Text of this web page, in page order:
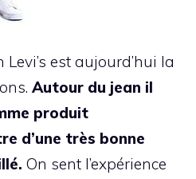
Levi’s est aujourd’hui la
Autour du jean il
produit
d’une très bonne
On sent l’expérience